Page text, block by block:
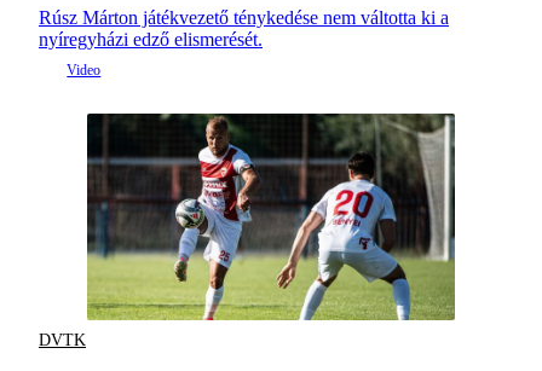
Rúsz Márton játékvezető ténykedése nem váltotta ki a
nyíregyházi edző elismerését.
DVTK